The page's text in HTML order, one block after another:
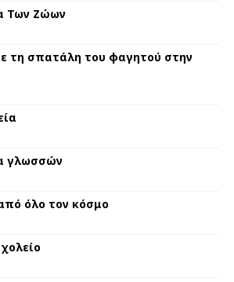
Των Ζώων
τη σπατάλη του φαγητού στην
γλωσσών
όλο τον κόσμο